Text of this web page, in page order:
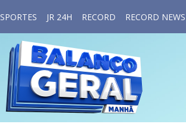
JR 24H RECORD RECORD NEWS